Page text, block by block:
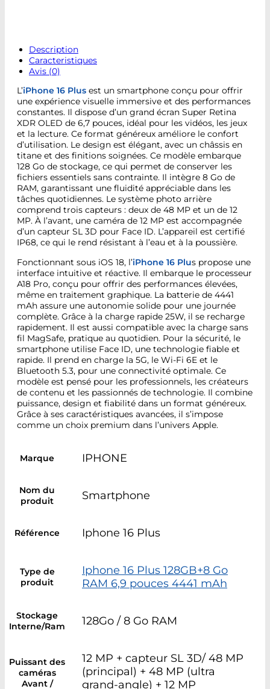
Description
Caracteristiques
Avis (0)
L’iPhone 16 Plus est un smartphone conçu pour offrir
une expérience visuelle immersive et des performances
constantes. Il dispose d’un grand écran Super Retina
XDR OLED de 6,7 pouces, idéal pour les vidéos, les jeux
et la lecture. Ce format généreux améliore le confort
d’utilisation. Le design est élégant, avec un châssis en
titane et des finitions soignées. Ce modèle embarque
128 Go de stockage, ce qui permet de conserver les
fichiers essentiels sans contrainte. Il intègre 8 Go de
RAM, garantissant une fluidité appréciable dans les
tâches quotidiennes. Le système photo arrière
comprend trois capteurs : deux de 48 MP et un de 12
MP. À l’avant, une caméra de 12 MP est accompagnée
d’un capteur SL 3D pour Face ID. L’appareil est certifié
IP68, ce qui le rend résistant à l’eau et à la poussière.
Fonctionnant sous iOS 18, l’iPhone 16 Plus propose une
interface intuitive et réactive. Il embarque le processeur
A18 Pro, conçu pour offrir des performances élevées,
même en traitement graphique. La batterie de 4441
mAh assure une autonomie solide pour une journée
complète. Grâce à la charge rapide 25W, il se recharge
rapidement. Il est aussi compatible avec la charge sans
fil MagSafe, pratique au quotidien. Pour la sécurité, le
smartphone utilise Face ID, une technologie fiable et
rapide. Il prend en charge la 5G, le Wi-Fi 6E et le
Bluetooth 5.3, pour une connectivité optimale. Ce
modèle est pensé pour les professionnels, les créateurs
de contenu et les passionnés de technologie. Il combine
puissance, design et fiabilité dans un format généreux.
Grâce à ses caractéristiques avancées, il s’impose
comme un choix premium dans l’univers Apple.
Marque IPHONE
Nom du
produit
Smartphone
Référence Iphone 16 Plus
Type de
produit
Iphone 16 Plus 128GB+8 Go
RAM 6,9 pouces 4441 mAh
Stockage
Interne/Ram
128Go / 8 Go RAM
Puissant des
caméras
Avant /
12 MP + capteur SL 3D/ 48 MP
(principal) + 48 MP (ultra
grand-angle) + 12 MP